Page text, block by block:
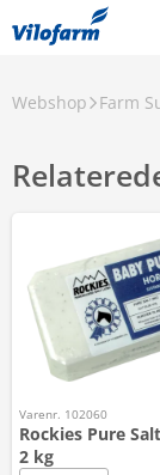
Webshop Farm
Varenr. 102060
Rockies Pure
2 kg